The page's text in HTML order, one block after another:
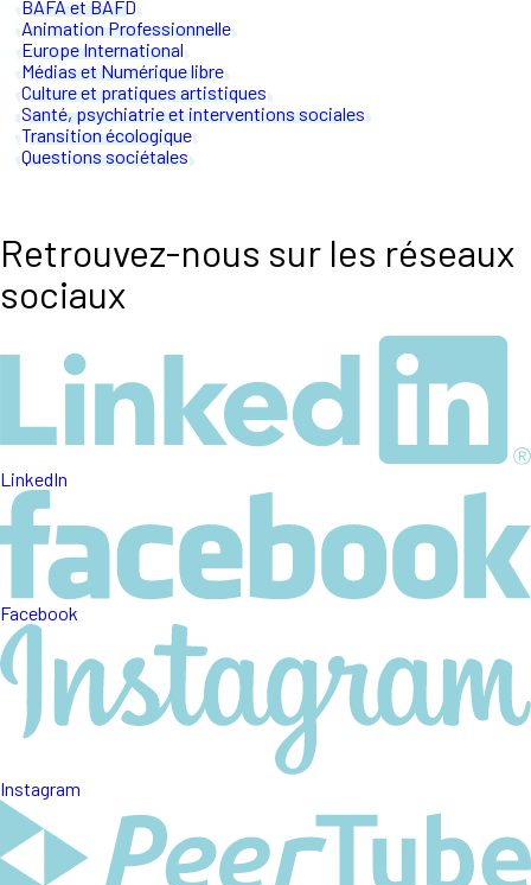
BAFA et BAFD
Animation Professionnelle
Europe International
Médias et Numérique libre
Culture et pratiques artistiques
Santé, psychiatrie et interventions sociales
Transition écologique
Questions sociétales
Retrouvez-nous sur les réseaux
sociaux
LinkedIn
Facebook
Instagram